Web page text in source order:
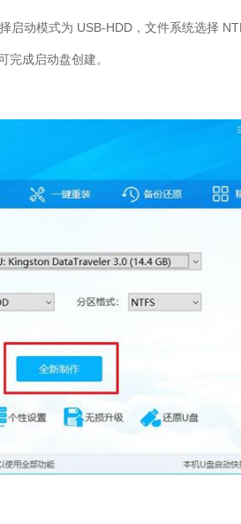
启动模式为 USB-HDD，文件系统选择
完成启动盘创建。